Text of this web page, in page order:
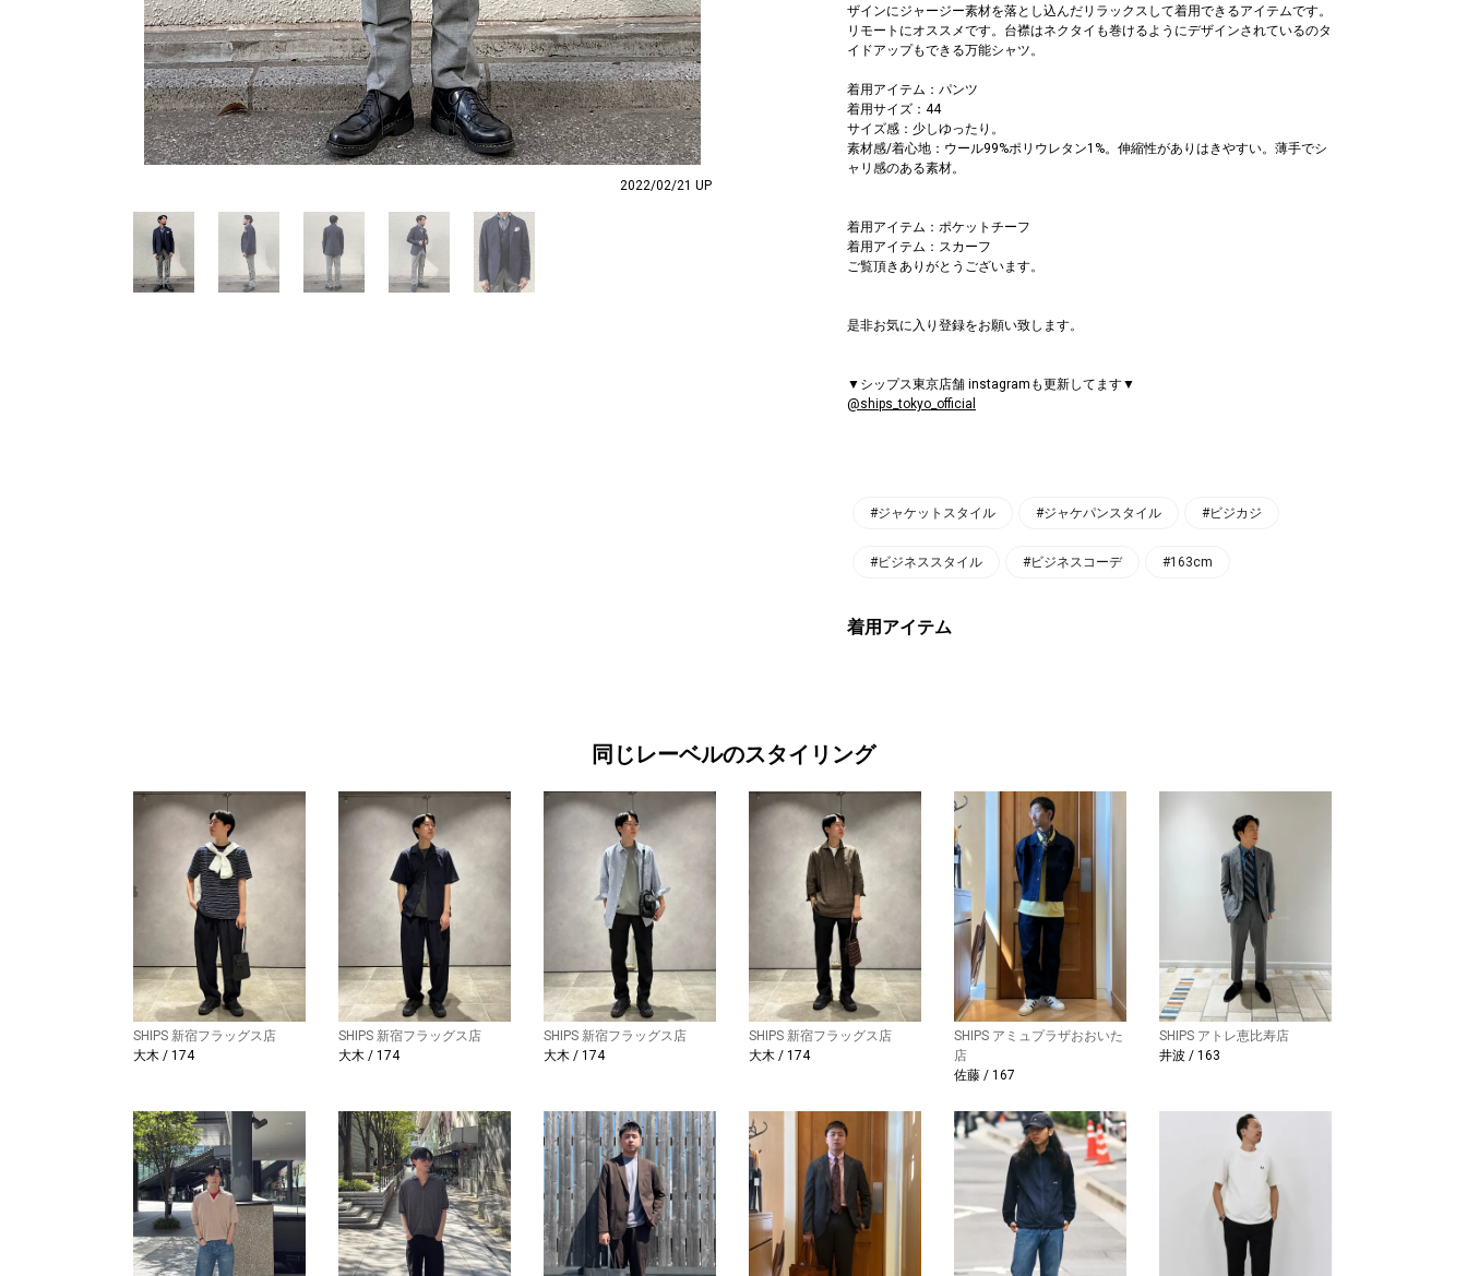
2022/02/21 UP
ザインにジャージー素材を落とし込んだリラックスして着用できるアイテムです。
リモートにオススメです。台襟はネクタイも巻けるようにデザインされているのタ
イドアップもできる万能シャツ。
着用アイテム：パンツ
着用サイズ：44
サイズ感：少しゆったり。
素材感/着心地：ウール99%ポリウレタン1%。伸縮性がありはきやすい。薄手でシ
ャリ感のある素材。
着用アイテム：ポケットチーフ
着用アイテム：スカーフ
ご覧頂きありがとうございます。
是非お気に入り登録をお願い致します。
▼シップス東京店舗 instagramも更新してます▼
@ships_tokyo_official
#ジャケットスタイル #ジャケパンスタイル #ビジカジ
#ビジネススタイル #ビジネスコーデ #163cm
着用アイテム
同じレーベルのスタイリング
SHIPS 新宿フラッグス店
大木 / 174
SHIPS 新宿フラッグス店
大木 / 174
SHIPS 新宿フラッグス店
大木 / 174
SHIPS 新宿フラッグス店
大木 / 174
SHIPS アミュプラザおおいた
店
佐藤 / 167
SHIPS アトレ恵比寿店
井波 / 163